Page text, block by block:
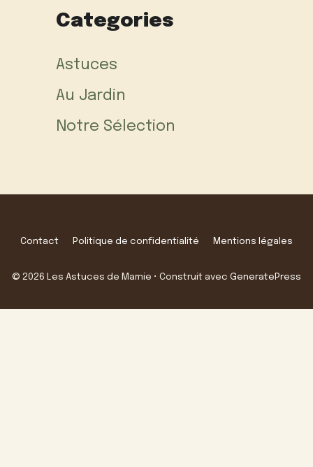
Categories
Astuces
Au Jardin
Notre Sélection
Contact Politique de confidentialité Mentions légales
© 2026 Les Astuces de Mamie • Construit avec GeneratePress